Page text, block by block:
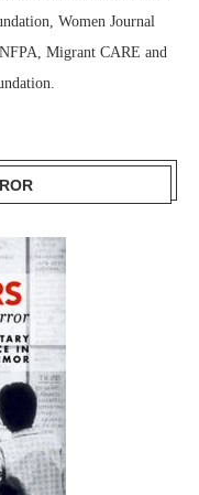
Women Journal
Migrant CARE and